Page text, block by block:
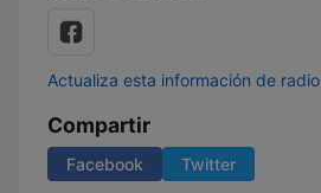
Actualiza esta información de radio
Compartir
Facebook Twitter